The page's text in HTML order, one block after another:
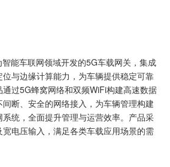
能车联网领域开发的5G车载网关，集成
与边缘计算能力，为车辆提供稳定可靠
过5G蜂窝网络和双频WiFi构建高速数据
断、安全的网络接入，为车辆管理构建
统，全面提升管理与运营效率。产品采
电压输入，满足各类车载应用场景的需